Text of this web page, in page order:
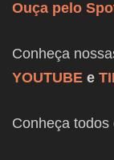
Ouça pelo
Conheça
YOUTUBE e
Conheça